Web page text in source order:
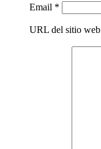
Email *
URL del sitio web